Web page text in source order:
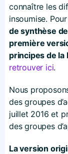
connaître les
insoumise.
de synthèse
première
principes de la
retrouver ici.
Nous
des groupes
juillet 2016 et
des groupes
La version